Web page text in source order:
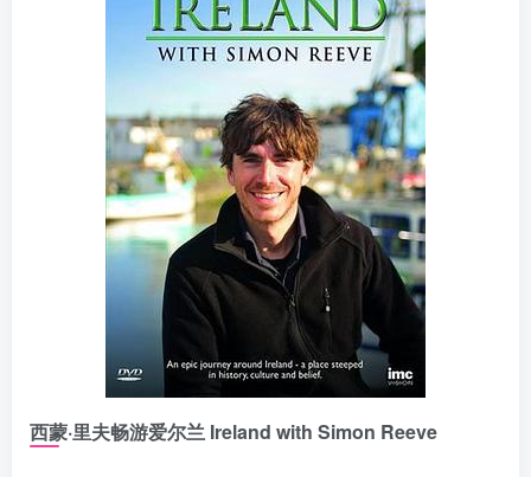
西蒙·里夫畅游爱尔兰 Ireland with Simon Reeve